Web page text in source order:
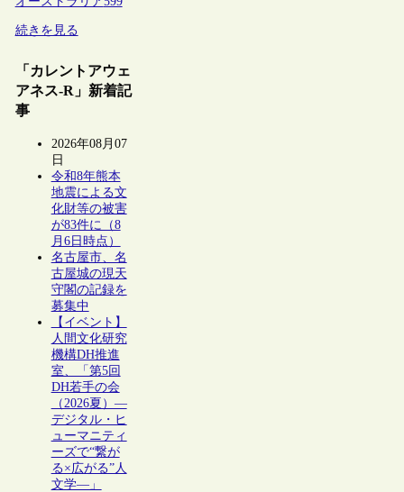
続きを見る
「カレントアウェ
アネス-R」新着記
事
2026年08月07
日
令和8年熊本
地震による文
化財等の被害
が83件に（8
月6日時点）
名古屋市、名
古屋城の現天
守閣の記録を
募集中
【イベント】
人間文化研究
機構DH推進
室、「第5回
DH若手の会
（2026夏）―
デジタル・ヒ
ューマニティ
ーズで“繋が
る×広がる”人
文学―」